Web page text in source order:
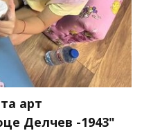
арт
Делчев -1943"